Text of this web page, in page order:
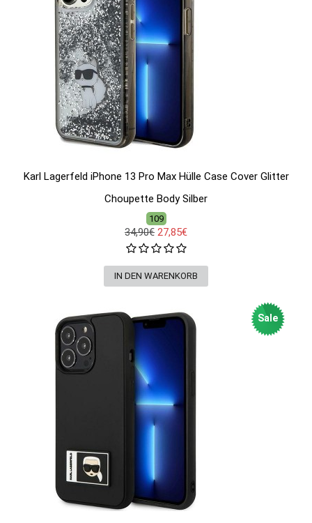
Karl Lagerfeld iPhone 13 Pro Max Hülle Case Cover Glitter
Choupette Body Silber
109
34,90€ 27,85€
Sale